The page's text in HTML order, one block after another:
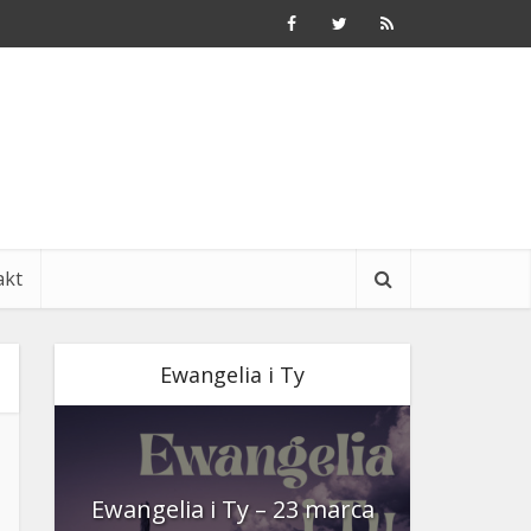
Ewangelia i Ty
Ewangelia i Ty – 23 marca